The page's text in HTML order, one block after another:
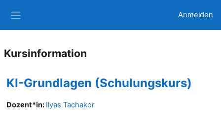
Anmelden
Kursinformation
KI-Grundlagen (Schulungskurs)
Dozent*in: Ilyas Tachakor